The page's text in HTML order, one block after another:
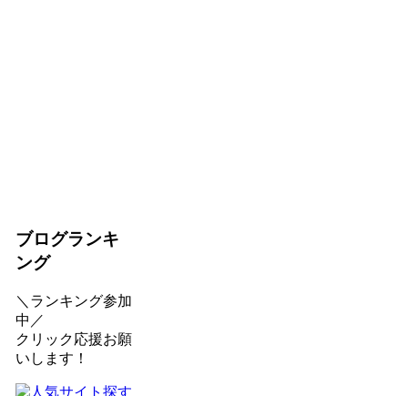
ブログランキ
ング
＼ランキング参加
中／
クリック応援お願
いします！